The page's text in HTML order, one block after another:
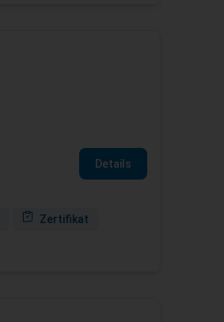
Details
Zertifikat